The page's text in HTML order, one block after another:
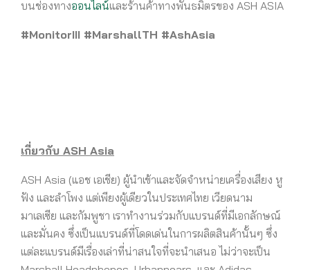
บนช่องทางออนไลน์และร้านค้าทางพันธมิตรของ ASH ASIA
#MonitorIII #MarshallTH #AshAsia
เกี่ยวกับ ASH Asia
ASH Asia (แอช เอเชีย) ผู้นำเข้าและจัดจำหน่ายเครื่องเสียง หู
ฟัง และลำโพง แต่เพียงผู้เดียวในประเทศไทย เวียดนาม
มาเลเซีย และกัมพูชา เราทำงานร่วมกับแบรนด์ที่มีเอกลักษณ์
และมั่นคง ซึ่งเป็นแบรนด์ที่โดดเด่นในการผลิตสินค้านั้นๆ ซึ่ง
แต่ละแบรนด์มีเรื่องเล่าที่น่าสนใจที่จะนำเสนอ ไม่ว่าจะเป็น